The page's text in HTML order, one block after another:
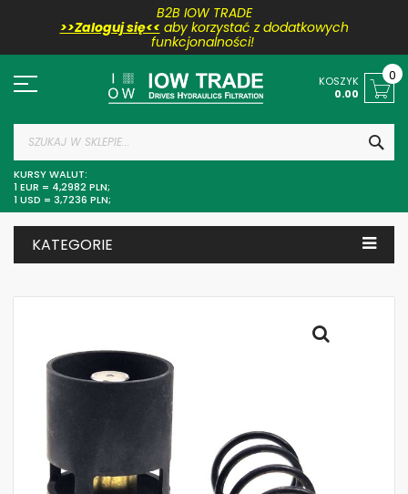
do
treści
B2B IOW TRADE
>>Zaloguj się<< aby korzystać z dodatkowych
funkcjonalności!
KURSY WALUT:
1 EUR = 4,2982 PLN;
1 USD = 3,7236 PLN;
KOSZYK
0.00
0
KATEGORIE
end
images